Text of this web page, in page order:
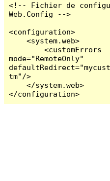
<!-- Fichier de
Web.Config -->
<configuration>
    <system.web>
        <customErrors
mode="RemoteOnly"
tm"/>
    </system.web>
</configuration>